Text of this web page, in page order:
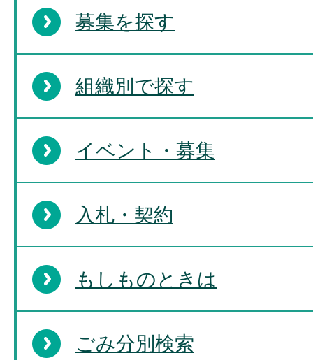
募集を探す
組織別で探す
イベント・募集
入札・契約
もしものときは
ごみ分別検索